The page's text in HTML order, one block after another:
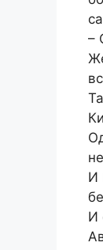
–
И
И